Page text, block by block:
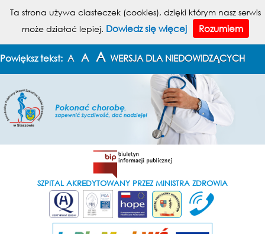
MENU
MAPA STRONY
Powiększ tekst: A A A WERSJA DLA NIEDOWIDZĄCYCH
SZPITAL AKREDYTOWANY PRZEZ MINISTRA ZDROWIA
Ta strona używa ciasteczek (cookies), dzięki którym nasz serwis
może działać lepiej. Dowiedz się więcej Rozumiem